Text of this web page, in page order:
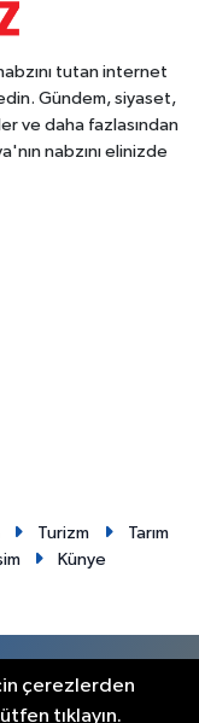
tutan internet
Gündem, siyaset,
ve daha fazlasından
nabzını elinizde
Turizm
Tarım
Künye
çerezlerden
tıklayın.